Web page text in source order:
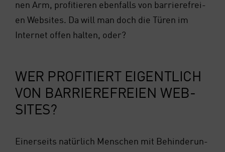
nen Arm, pro­fi­tie­ren eben­falls von bar­rie­re­frei­
en Web­sites. Da will man doch die Türen im
Inter­net offen hal­ten, oder?
WER PRO­FI­TIERT EIGENT­LICH
VON BAR­RIE­RE­FREI­EN WEB­
SITES?
Einer­seits natür­lich Men­schen mit Behin­de­run­